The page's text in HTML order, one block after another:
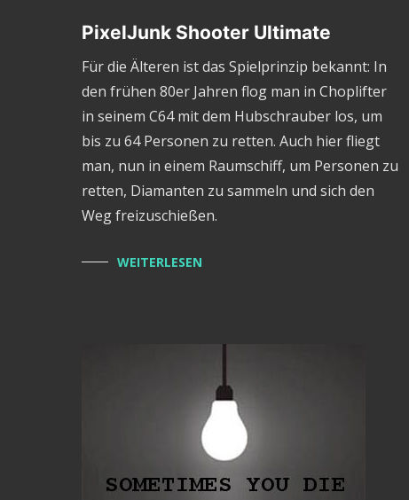
PixelJunk Shooter Ultimate
Für die Älteren ist das Spielprinzip bekannt: In
den frühen 80er Jahren flog man in Choplifter
in seinem C64 mit dem Hubschrauber los, um
bis zu 64 Personen zu retten. Auch hier fliegt
man, nun in einem Raumschiff, um Personen zu
retten, Diamanten zu sammeln und sich den
Weg freizuschießen.
WEITERLESEN